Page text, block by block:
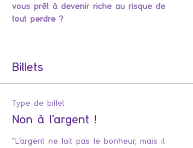
vous prêt à devenir riche au risque de
tout perdre ?
Billets
Type de billet
Non à l'argent !
"L'argent ne fait pas le bonheur, mais il